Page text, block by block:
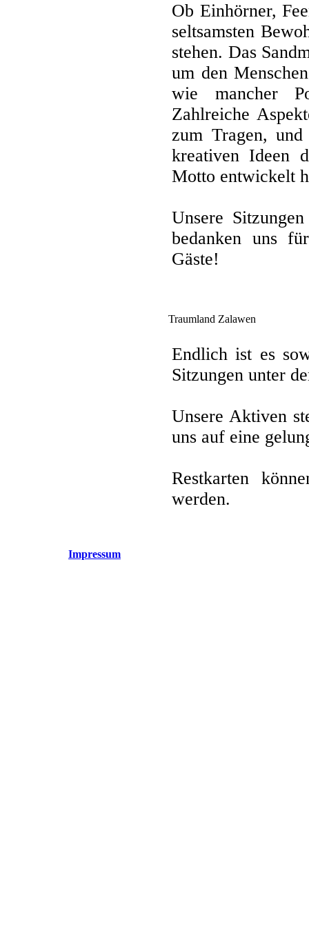
Ob Einhörner,
seltsamsten
stehen. Das
um den
wie mancher
Zahlreiche
zum Tragen,
kreativen Ideen
Motto entwickelt
Unsere
bedanken uns
Gäste!
Traumland Zalawen
Endlich ist es
Sitzungen unter
Unsere Aktiven
uns auf eine
Restkarten
werden.
Impressum